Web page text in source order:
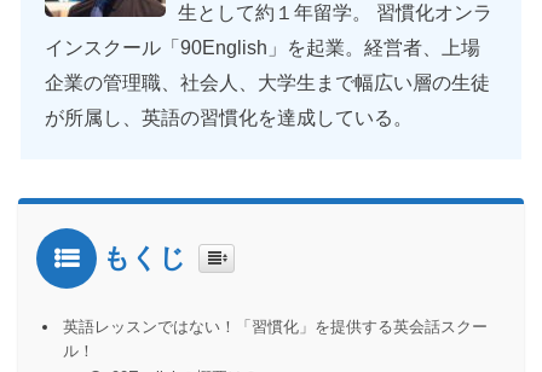
生として約１年留学。 習慣化オンラ
インスクール「90English」を起業。経営者、上場
企業の管理職、社会人、大学生まで幅広い層の生徒
が所属し、英語の習慣化を達成している。
もくじ
英語レッスンではない！「習慣化」を提供する英会話スクー
ル！